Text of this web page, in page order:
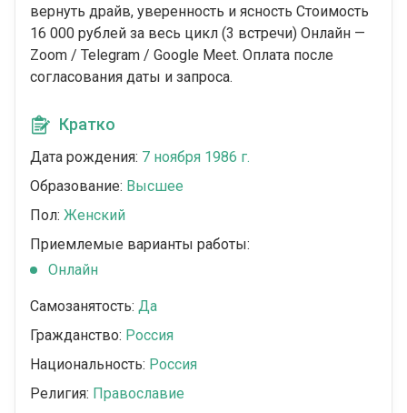
вернуть драйв, уверенность и ясность Стоимость
16 000 рублей за весь цикл (3 встречи) Онлайн —
Zoom / Telegram / Google Meet. Оплата после
согласования даты и запроса.
Кратко
Дата рождения: 7 ноября 1986 г.
Образование: Высшее
Пол: Женский
Приемлемые варианты работы:
Онлайн
Самозанятость: Да
Гражданство: Россия
Национальность: Россия
Религия: Православие